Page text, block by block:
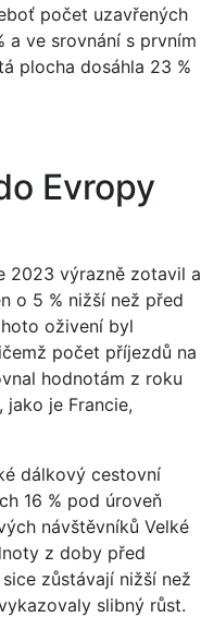
počet uzavřených
a ve srovnání s prvním
plocha dosáhla 23 %
Evropy
2023 výrazně zotavil a
o 5 % nižší než před
oživení byl
počet příjezdů na
hodnotám z roku
jako je Francie,
dálkový cestovní
16 % pod úroveň
návštěvníků Velké
z doby před
zůstávají nižší než
slibný růst.